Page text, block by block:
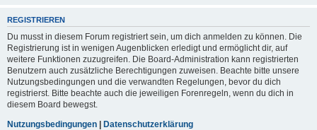
REGISTRIEREN
Du musst in diesem Forum registriert sein, um dich anmelden zu können. Die
Registrierung ist in wenigen Augenblicken erledigt und ermöglicht dir, auf
weitere Funktionen zuzugreifen. Die Board-Administration kann registrierten
Benutzern auch zusätzliche Berechtigungen zuweisen. Beachte bitte unsere
Nutzungsbedingungen und die verwandten Regelungen, bevor du dich
registrierst. Bitte beachte auch die jeweiligen Forenregeln, wenn du dich in
diesem Board bewegst.
Nutzungsbedingungen | Datenschutzerklärung